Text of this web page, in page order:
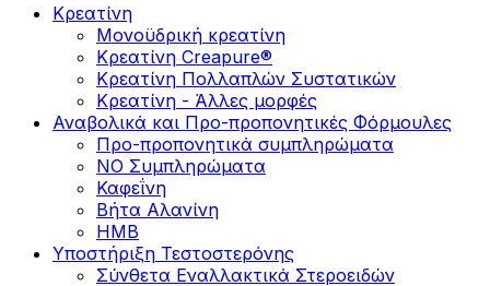
Κρεατίνη
Μονοϋδρική κρεατίνη
Κρεατίνη Creapure®
Κρεατίνη Πολλαπλών Συστατικών
Κρεατίνη - Άλλες μορφές
Αναβολικά και Προ-προπονητικές Φόρμουλες
Προ-προπονητικά συμπληρώματα
ΝΟ Συμπληρώματα
Καφεΐνη
Βήτα Αλανίνη
HMB
Υποστήριξη Τεστοστερόνης
Σύνθετα Εναλλακτικά Στεροειδών